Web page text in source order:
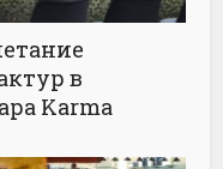
в
Karma